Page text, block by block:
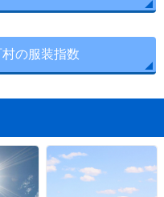
の服装指数